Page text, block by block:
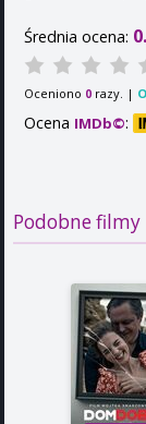
Średnia ocena:
Oceniono 0 razy. |
Ocena IMDb©:
Podobne filmy